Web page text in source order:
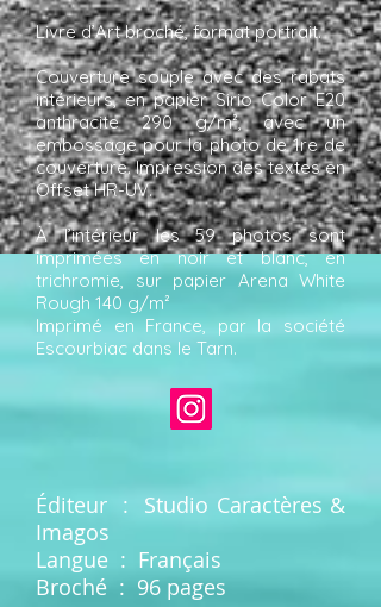
Livre d’Art broché, format portrait.
Couverture souple avec des rabats
intérieurs, en papier Sirio Color E20
anthracite 290 g/m², avec un
embossage pour la photo de 1re de
couverture. Impression des textes en
Offset HR-UV.
À l’intérieur les 59 photos sont
imprimées en noir et blanc, en
trichromie, sur papier Arena White
Rough 140 g/m²
Imprimé en France, par la société
Escourbiac dans le Tarn.
Éditeur ‏ : ‎ Studio Caractères &
Imagos
Langue ‏ : ‎ Français
Broché ‏ : ‎ 96 pages